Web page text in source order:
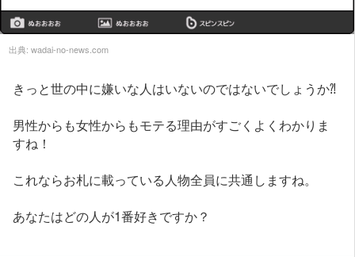
出典: wadai-no-news.com
きっと世の中に嫌いな人はいないのではないでしょうか⁈
男性からも女性からもモテる理由がすごくよくわかりま
すね！
これならお札に載っている人物全員に共通しますね。
あなたはどの人が1番好きですか？